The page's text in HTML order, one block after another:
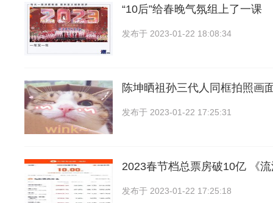
“10后”给春晚气氛组上了一课
发布于 2023-01-22 18:08:34
陈坤晒祖孙三代人同框拍照画
发布于 2023-01-22 17:25:31
2023春节档总票房破10亿 《
发布于 2023-01-22 17:25:18